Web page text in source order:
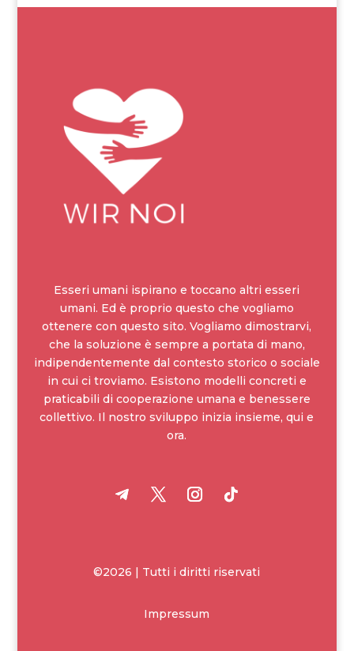
Esseri umani ispirano e toccano altri esseri
umani. Ed è proprio questo che vogliamo
ottenere con questo sito. Vogliamo dimostrarvi,
che la soluzione è sempre a portata di mano,
indipendentemente dal contesto storico o sociale
in cui ci troviamo. Esistono modelli concreti e
praticabili di cooperazione umana e benessere
collettivo. Il nostro sviluppo inizia insieme, qui e
ora.
©2026 | Tutti i diritti riservati
Impressum